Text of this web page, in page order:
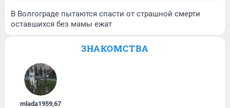
В Волгограде пытаются спасти от страшной смерти
оставшихся без мамы ежат
ЗНАКОМСТВА
mlada1959,67